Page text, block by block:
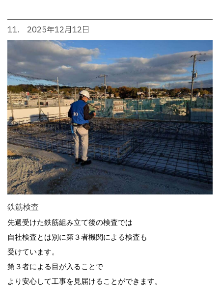
11. 2025年12月12日
鉄筋検査
先週受けた鉄筋組み立て後の検査では
自社検査とは別に第３者機関による検査も
受けています。
第３者による目が入ることで
より安心して工事を見届けることができます。